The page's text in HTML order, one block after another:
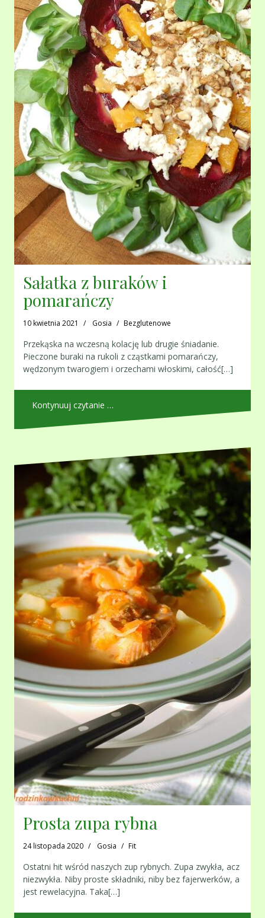
Sałatka z buraków i
pomarańczy
10 kwietnia 2021 Gosia Bezglutenowe
Przekąska na wczesną kolację lub drugie śniadanie.
Pieczone buraki na rukoli z cząstkami pomarańczy,
wędzonym twarogiem i orzechami włoskimi, całość[…]
Kontynuuj czytanie …
Prosta zupa rybna
24 listopada 2020 Gosia Fit
Ostatni hit wśród naszych zup rybnych. Zupa zwykła, acz
niezwykła. Niby proste składniki, niby bez fajerwerków, a
jest rewelacyjna. Taka[…]